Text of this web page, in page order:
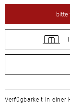
bitte
Verfügbarkeit in einer